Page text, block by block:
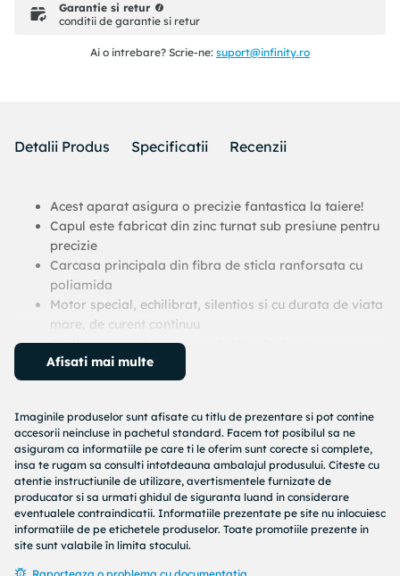
Garantie si retur
conditii de garantie si retur
Ai o intrebare? Scrie-ne: suport@infinity.ro
Detalii Produs Specificatii Recenzii
Acest aparat asigura o precizie fantastica la taiere!
Capul este fabricat din zinc turnat sub presiune pentru
precizie
Carcasa principala din fibra de sticla ranforsata cu
poliamida
Motor special, echilibrat, silentios si cu durata de viata
mare, de curent continuu
Oscilatia panzei este controlabila electronic
Viteza de lucru este reglabila infinitezimal
Talpa ferastraului se poate inclina la 45 grade pe
Ideal pentru a decupa in lemn (pana la 12 mm), plastic
pana la 5 mm, si metale neferoase pana la 3 mm
Setul include 4 panze cu pasul dintilor diferit pentru
taierea lemnului, plasticului si metalului
Acest echipament va este oferit intr-o noua cutie
fabricata din polipropilena
Posibilitate de inclinare la 45° pe ambele parti
Dimensiuni compacte
Afisati mai multe
Imaginile produselor sunt afisate cu titlu de prezentare si pot contine
accesorii neincluse in pachetul standard. Facem tot posibilul sa ne
asiguram ca informatiile pe care ti le oferim sunt corecte si complete,
insa te rugam sa consulti intotdeauna ambalajul produsului. Citeste cu
atentie instructiunile de utilizare, avertismentele furnizate de
producator si sa urmati ghidul de siguranta luand in considerare
eventualele contraindicatii. Informatiile prezentate pe site nu inlocuiesc
informatiile de pe etichetele produselor. Toate promotiile prezente in
site sunt valabile în limita stocului.